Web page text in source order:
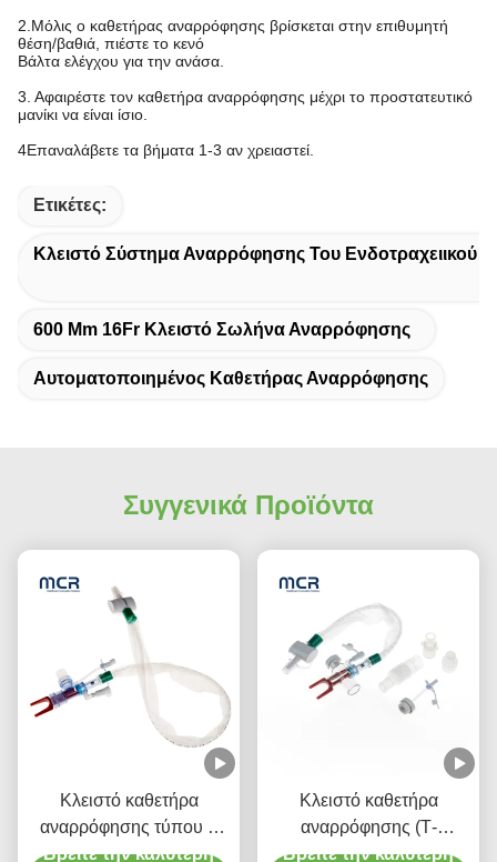
2.Μόλις ο καθετήρας αναρρόφησης βρίσκεται στην επιθυμητή
θέση/βαθιά, πιέστε το κενό
Βάλτα ελέγχου για την ανάσα.
3. Αφαιρέστε τον καθετήρα αναρρόφησης μέχρι το προστατευτικό
μανίκι να είναι ίσιο.
4Επαναλάβετε τα βήματα 1-3 αν χρειαστεί.
Ετικέτες:
Κλειστό Σύστημα Αναρρόφησης Του Ενδοτραχειικού
600 Mm 16Fr Κλειστό Σωλήνα Αναρρόφησης
Αυτοματοποιημένος Καθετήρας Αναρρόφησης
Συγγενικά Προϊόντα
Κλειστό καθετήρα
αναρρόφησης τύπου L
αυτόματο λούσιμο 10fr
Βρείτε την καλύτερη
Κλειστό καθετήρα
αναρρόφησης (Τ-
κομμάτι) αυτόματο
Βρείτε την καλύτερη